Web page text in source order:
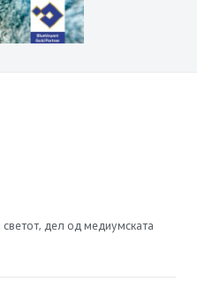
дел од медиумската